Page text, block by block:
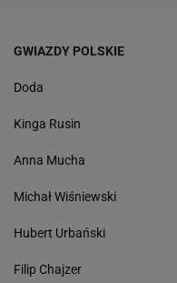
GWIAZDY POLSKIE
Doda
Kinga Rusin
Anna Mucha
Michał Wiśniewski
Hubert Urbański
Filip Chajzer